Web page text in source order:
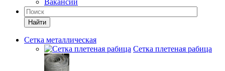
Вакансии
Найти
Сетка металлическая
Сетка плетеная рабица